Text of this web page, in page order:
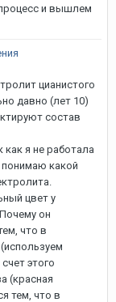
и вышлем
цианистого
давно (лет 10)
состав
я не работала
понимаю какой
цвет у
он
что в
этого
(красная
тем, что в